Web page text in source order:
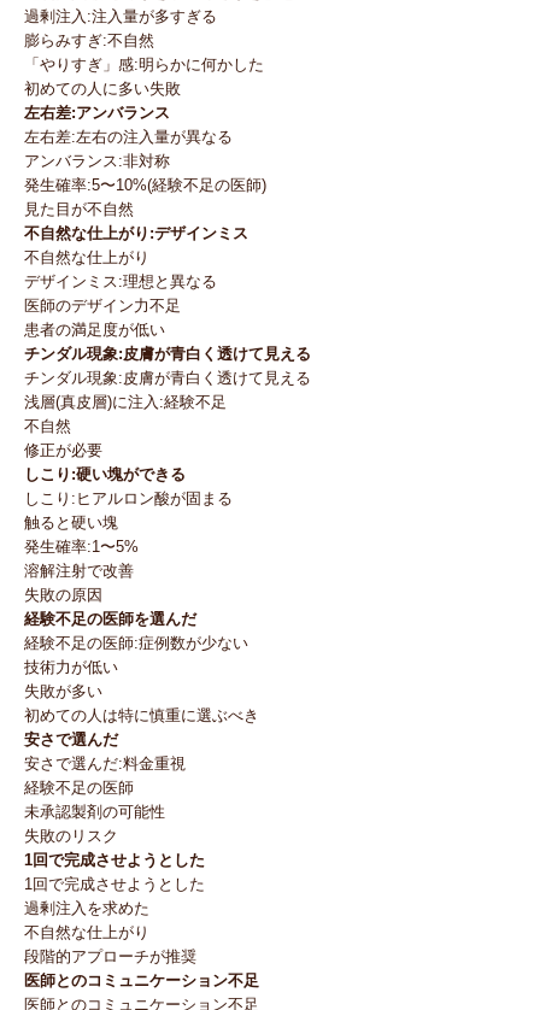
過剰注入:注入量が多すぎる
膨らみすぎ:不自然
「やりすぎ」感:明らかに何かした
初めての人に多い失敗
左右差:アンバランス
左右差:左右の注入量が異なる
アンバランス:非対称
発生確率:5〜10%(経験不足の医師)
見た目が不自然
不自然な仕上がり:デザインミス
不自然な仕上がり
デザインミス:理想と異なる
医師のデザイン力不足
患者の満足度が低い
チンダル現象:皮膚が青白く透けて見える
チンダル現象:皮膚が青白く透けて見える
浅層(真皮層)に注入:経験不足
不自然
修正が必要
しこり:硬い塊ができる
しこり:ヒアルロン酸が固まる
触ると硬い塊
発生確率:1〜5%
溶解注射で改善
失敗の原因
経験不足の医師を選んだ
経験不足の医師:症例数が少ない
技術力が低い
失敗が多い
初めての人は特に慎重に選ぶべき
安さで選んだ
安さで選んだ:料金重視
経験不足の医師
未承認製剤の可能性
失敗のリスク
1回で完成させようとした
1回で完成させようとした
過剰注入を求めた
不自然な仕上がり
段階的アプローチが推奨
医師とのコミュニケーション不足
医師とのコミュニケーション不足